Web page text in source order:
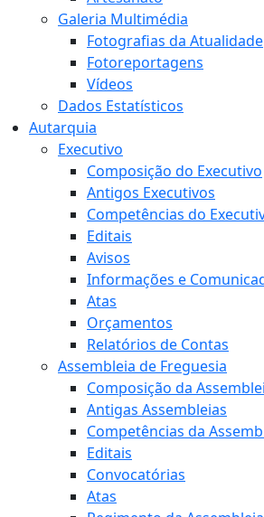
Galeria Multimédia
Fotografias da Atualidade
Fotoreportagens
Vídeos
Dados Estatísticos
Autarquia
Executivo
Composição do Executivo
Antigos Executivos
Competências do
Editais
Avisos
Informações e
Atas
Orçamentos
Relatórios de Contas
Assembleia de Freguesia
Composição da
Antigas Assembleias
Competências da
Editais
Convocatórias
Atas